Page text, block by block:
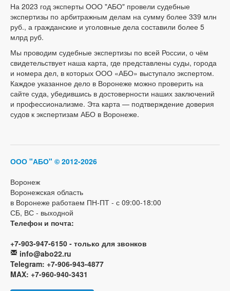
На 2023 год эксперты ООО "АБО" провели судебные
экспертизы по арбитражным делам на сумму более 339 млн
руб., а гражданские и уголовные дела составили более 5
млрд руб.
Мы проводим судебные экспертизы по всей России, о чём
свидетельствует наша карта, где представлены суды, города
и номера дел, в которых ООО «АБО» выступало экспертом.
Каждое указанное дело в Воронеже можно проверить на
сайте суда, убедившись в достоверности наших заключений
и профессионализме. Эта карта — подтверждение доверия
судов к экспертизам АБО в Воронеже.
ООО "АБО" © 2012-2026
Воронеж
Воронежская область
в Воронеже работаем ПН-ПТ - с 09:00-18:00
СБ, ВС - выходной
Телефон и почта:
+7-903-947-6150 - только для звонков
info@abo22.ru
Telegram: +7-906-943-4877
MAX: +7-960-940-3431